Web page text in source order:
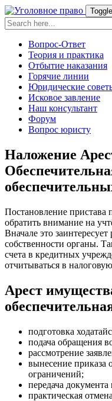
Вопрос-Ответ
Теория и практика
Отбытие наказания
Горячие линии
Юридические
Исковое завление
Наш консультант
Форум
Вопрос юристу
Наложение
Постановление пристава
обратить внимание на
Вначале это
собственности органы.
счета в кредитных
отчитываться в
Арест
подготовка
подача обращения
рассмотрение
вынесение приказа
ограничений;
передача
практическая